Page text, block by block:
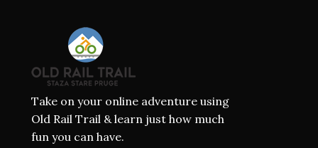
Take on your online adventure using
Old Rail Trail & learn just how much
fun you can have.